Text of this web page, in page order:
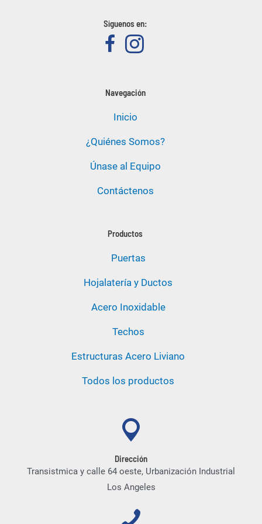
Síguenos en:
Navegación
Inicio
¿Quiénes Somos?
Únase al Equipo
Contáctenos
Productos
Puertas
Hojalatería y Ductos
Acero Inoxidable
Techos
Estructuras Acero Liviano
Todos los productos
Dirección
Transistmica y calle 64 oeste, Urbanización Industrial
Los Angeles